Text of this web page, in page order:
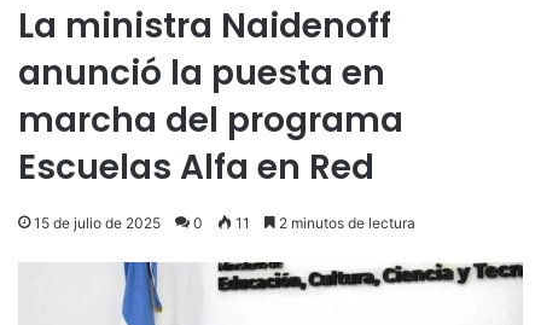
La ministra Naidenoff
anunció la puesta en
marcha del programa
Escuelas Alfa en Red
15 de julio de 2025 0 11 2 minutos de lectura